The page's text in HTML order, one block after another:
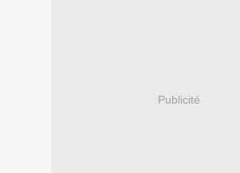
Publicité